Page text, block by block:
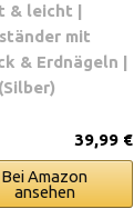
& leicht |
mit
& Erdnägeln |
39,99 €
Bei Amazon
ansehen